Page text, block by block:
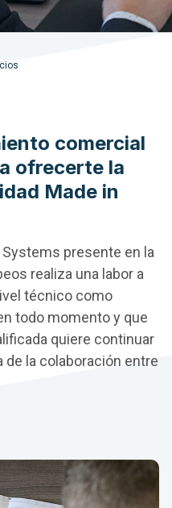
comercial
ofrecerte la
Made in
presente en la
realiza una labor a
técnico como
todo momento y que
quiere continuar
la colaboración entre